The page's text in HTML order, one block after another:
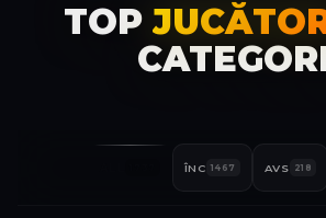
TOP
ÎNC 1467 AVS 218